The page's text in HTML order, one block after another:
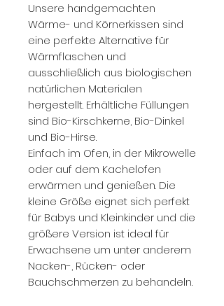
Unsere handgemachten
Wärme- und Körnerkissen sind
eine perfekte Alternative für
Wärmflaschen und
ausschließlich aus biologischen
natürlichen Materialen
hergestellt. Erhältliche Füllungen
sind Bio-Kirschkerne, Bio-Dinkel
und Bio-Hirse.
Einfach im Ofen, in der Mikrowelle
oder auf dem Kachelofen
erwärmen und genießen. Die
kleine Größe eignet sich perfekt
für Babys und Kleinkinder und die
größere Version ist ideal für
Erwachsene um unter anderem
Nacken-, Rücken- oder
Bauchschmerzen zu behandeln.